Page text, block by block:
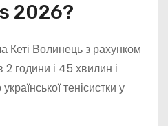
2026?
Кеті Волинець з рахунком
години і 45 хвилин і
тенісистки у